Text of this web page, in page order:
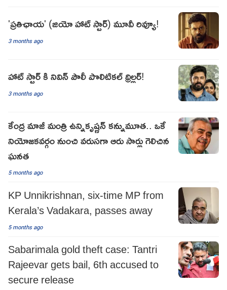
'ప్రతిఛాయ' (జియో హాట్ స్టార్) మూవీ రివ్యూ!
3 months ago
హాట్ స్టార్ కి నివిన్ పౌలీ పొలిటికల్ థ్రిల్లర్!
3 months ago
కేంద్ర మాజీ మంత్రి ఉన్నికృష్ణన్ కన్నుమూత.. ఒకే
నియోజకవర్గం నుంచి వరుసగా ఆరు సార్లు గెలిచిన
ఘనత
5 months ago
KP Unnikrishnan, six-time MP from
Kerala’s Vadakara, passes away
5 months ago
Sabarimala gold theft case: Tantri
Rajeevar gets bail, 6th accused to
secure release